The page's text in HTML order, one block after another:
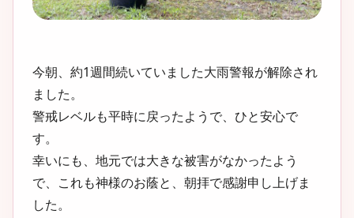
今朝、約1週間続いていました大雨警報が解除され
ました。
警戒レベルも平時に戻ったようで、ひと安心で
す。
幸いにも、地元では大きな被害がなかったよう
で、これも神様のお蔭と、朝拝で感謝申し上げま
した。